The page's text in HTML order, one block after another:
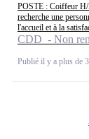
POSTE : Coiffeur
recherche une
l'accueil et à la
CDD - Non
Publié il y a plus de